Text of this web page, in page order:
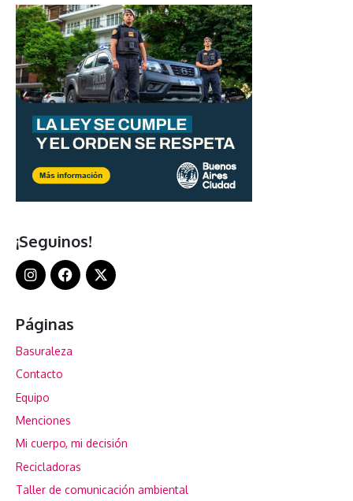
¡Seguinos!
Páginas
Basuraleza
Contacto
Equipo
Menciones
Mi cuerpo, mi decisión
Recicladoras
Taller de comunicación ambiental